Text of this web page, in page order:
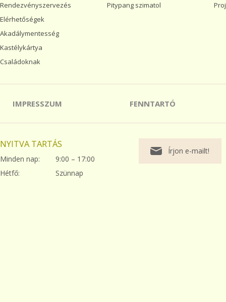
Rendezvényszervezés
Elérhetőségek
Akadálymentesség
Kastélykártya
Családoknak
Pitypang szimatol
IMPRESSZUM FENNTARTÓ
NYITVA TARTÁS
Minden nap:
9:00 – 17:00
Hétfő:
Szünnap
Írjon e-mailt!